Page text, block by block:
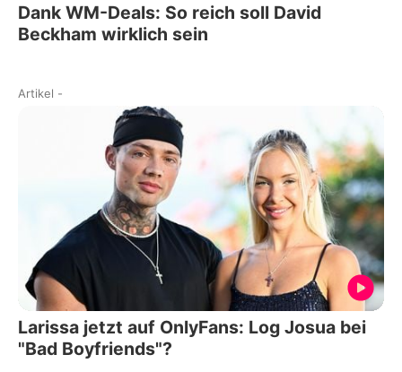
Dank WM-Deals: So reich soll David
Beckham wirklich sein
Artikel -
Larissa jetzt auf OnlyFans: Log Josua bei
"Bad Boyfriends"?